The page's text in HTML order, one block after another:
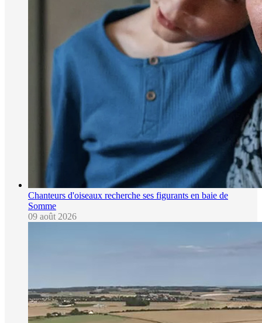
Chanteurs d'oiseaux recherche ses figurants en baie de
Somme
09 août 2026